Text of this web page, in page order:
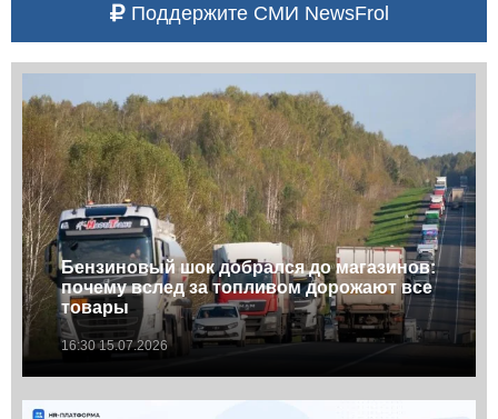
Поддержите СМИ NewsFrol
Бензиновый шок добрался до магазинов:
почему вслед за топливом дорожают все
товары
16:30 15.07.2026